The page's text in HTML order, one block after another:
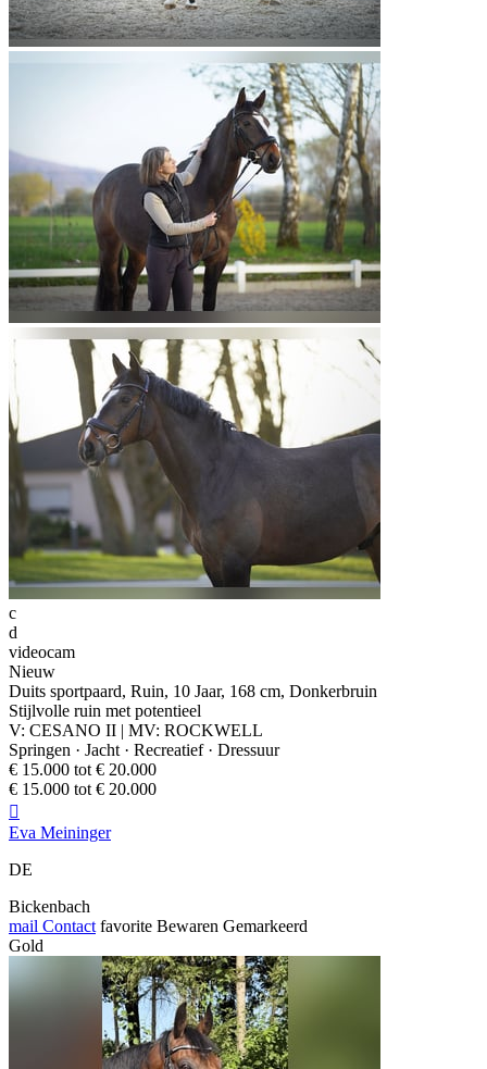
c
d
videocam
Nieuw
Duits sportpaard, Ruin, 10 Jaar, 168 cm, Donkerbruin
Stijlvolle ruin met potentieel
V: CESANO II | MV: ROCKWELL
Springen · Jacht · Recreatief · Dressuur
€ 15.000 tot € 20.000
€ 15.000 tot € 20.000

Eva Meininger
DE
Bickenbach
mail Contact favorite Bewaren Gemarkeerd
Gold